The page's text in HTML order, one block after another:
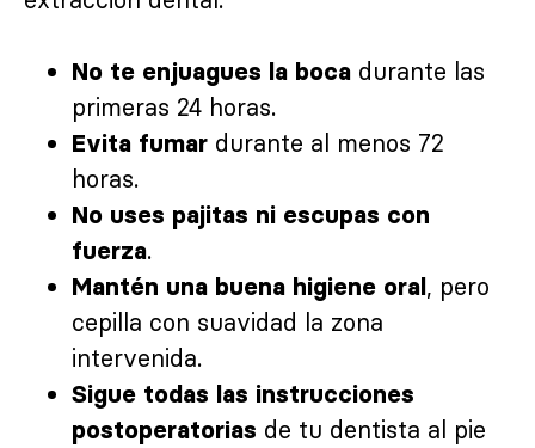
No te enjuagues la boca durante las
primeras 24 horas.
Evita fumar durante al menos 72
horas.
No uses pajitas ni escupas con
fuerza.
Mantén una buena higiene oral, pero
cepilla con suavidad la zona
intervenida.
Sigue todas las instrucciones
postoperatorias de tu dentista al pie